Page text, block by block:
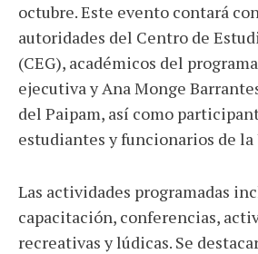
octubre. Este evento contará
autoridades del Centro de
(CEG), académicos del
ejecutiva y Ana Monge
del Paipam, así como
estudiantes y funcionarios de la
Las actividades programadas
capacitación, conferencias,
recreativas y lúdicas. Se